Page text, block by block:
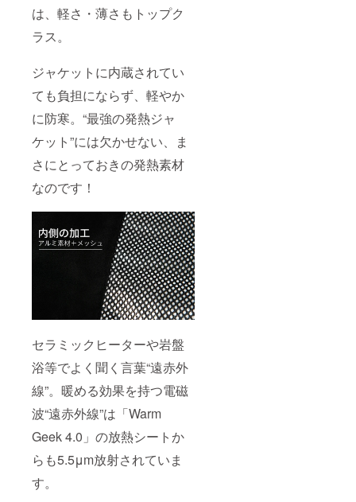
は、軽さ・薄さもトップク
ラス。
ジャケットに内蔵されてい
ても負担にならず、軽やか
に防寒。“最強の発熱ジャ
ケット”には欠かせない、ま
さにとっておきの発熱素材
なのです！
セラミックヒーターや岩盤
浴等でよく聞く言葉“遠赤外
線”。暖める効果を持つ電磁
波“遠赤外線”は「Warm
Geek 4.0」の放熱シートか
らも5.5μm放射されていま
す。